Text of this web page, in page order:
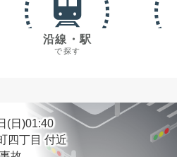
沿線・駅
で探す
(日)01:40
四丁目 付近